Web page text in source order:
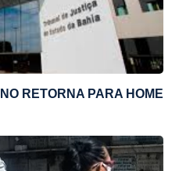
RETORNA PARA HOME